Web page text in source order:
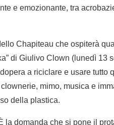
e emozionante, tra
Chapiteau che ospiterà
di Giulivo Clown (lunedì 13
a riciclare e usare tutto
mimo, musica e
della plastica.
la domanda che si pone il